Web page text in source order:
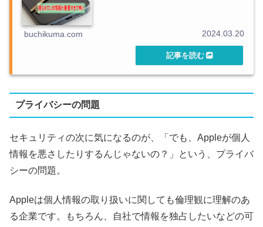
buchikuma.com 2024.03.20
プライバシーの問題
セキュリティの次に気になるのが、「でも、Appleが個人
情報を悪さしたりするんじゃないの？」という、プライバ
シーの問題。
Appleは個人情報の取り扱いに関しても倫理観に理解のあ
る企業です。もちろん、自社で情報を独占したいなどの可